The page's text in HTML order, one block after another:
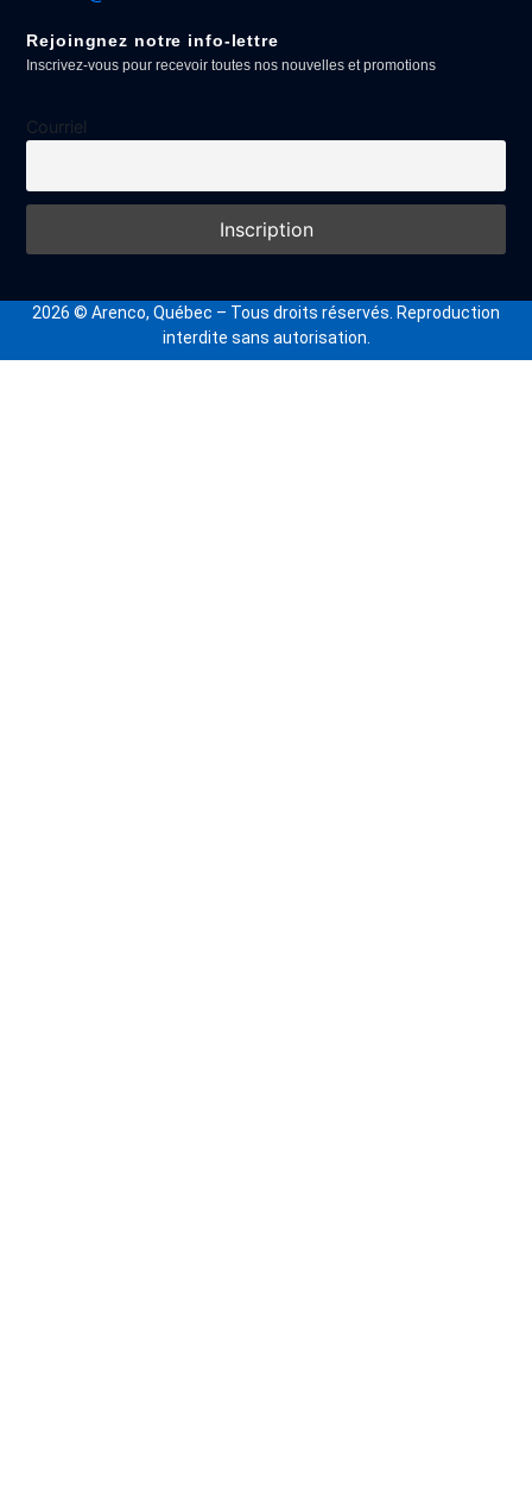
Rejoingnez notre info-lettre
Inscrivez-vous pour recevoir toutes nos nouvelles et promotions
Courriel
2026 © Arenco, Québec – Tous droits réservés. Reproduction
interdite sans autorisation.